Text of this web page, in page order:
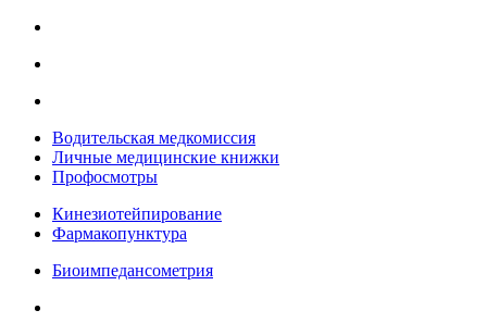
Водительская медкомиссия
Личные медицинские книжки
Профосмотры
Кинезиотейпирование
Фармакопунктура
Биоимпедансометрия